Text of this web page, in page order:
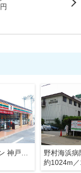
野村海浜病
約1024m